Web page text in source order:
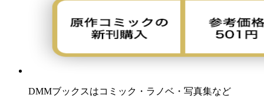
DMMブックスはコミック・ラノベ・写真集など